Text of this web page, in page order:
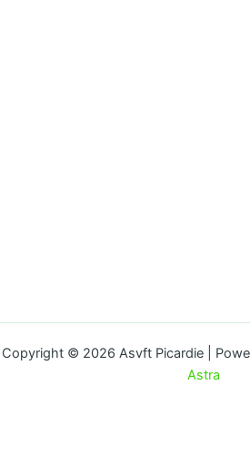
Copyright © 2026 Asvft Picardie |
Astra